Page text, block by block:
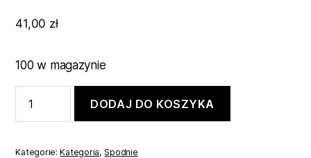
41,00 zł
100 w magazynie
Spodnie
dresowe
122
DODAJ DO KOSZYKA
Kategorie:Kategoria,Spodnie